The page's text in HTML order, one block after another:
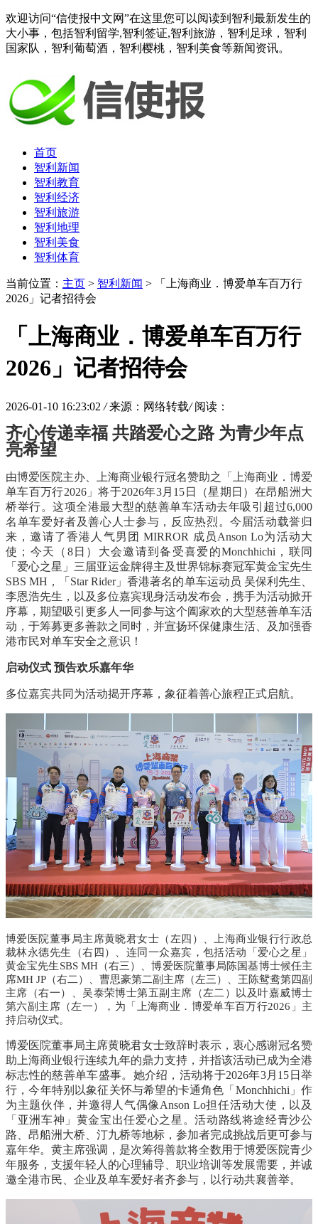
欢迎访问“信使报中文网”在这里您可以阅读到智利最新发生的
大小事，包括智利留学,智利签证,智利旅游，智利足球，智利
国家队，智利葡萄酒，智利樱桃，智利美食等新闻资讯。
首页
智利新闻
智利教育
智利经济
智利旅游
智利地理
智利美食
智利体育
当前位置： 主页 > 智利新闻 > 「上海商业．博爱单车百万行
2026」记者招待会
「上海商业．博爱单车百万行
2026」记者招待会
2026-01-10 16:23:02 / 来源：网络转载/ 阅读：
齐心传递幸福 共踏爱心之路 为青少年点
亮希望
由博爱医院主办、上海商业银行冠名赞助之「上海商业．博爱
单车百万行2026」将于2026年3月 15 日（星期日）在昂船洲大
桥举行。这项全港最大型的慈善单车活动去年吸引超过6,000
名单车爱好者及善心人士参与，反应热烈。今届活动载誉归
来，邀请了香港人气男团 MIRROR 成员Anson Lo为活动大
使；今天（ 8日）大会邀请到备受喜爱的Monchhichi ，联同
「爱心之星」三届亚运金牌得主及世界锦标赛冠军黄金宝先生
SBS MH ，「 Star Rider」香港著名的单车运动员 吴保利先生、
李恩浩先生，以及多位嘉宾现身活动发布会，携手为活动掀开
序幕，期望吸引更多人一同参与这个阖家欢的大型慈善单车活
动，于筹募更多善款之同时，并宣扬环保健康生活、及加强香
港市民对单车安全之意识！
启动仪式 预告欢乐嘉年华
多位嘉宾共同为活动揭开序幕，象征着善心旅程正式启航。
博爱医院董事局主席黄晓君女士（左四）、上海商业银行行政总
裁林永德先生（右四）、连同一众嘉宾，包括活动「爱心之星」
黄金宝先生SBS MH（右三）、博爱医院董事局陈国基博士候任主
席MH JP （右二）、曹思豪第二副主席（左三）、王陈鸳鸯第四副
主席（右一）、吴泰荣博士第五副主席（左二）以及叶嘉威博士
第六副主席（左一），为「上海商业．博爱单车百万行2026 」主
持启动仪式。
博爱医院董事局主席黄晓君女士致辞时表示，衷心感谢冠名赞
助上海商业银行连续九年的鼎力支持，并指该活动已成为全港
标志性的慈善单车盛事。她介绍，活动将于2026年3月 15 日举
行，今年特别以象征关怀与希望的卡通角色「 Monchhichi 」作
为主题伙伴，并邀得人气偶像Anson Lo担任活动大使，以及
「亚洲车神」黄金宝出任爱心之星。活动路线将途经青沙公
路、昂船洲大桥、汀九桥等地标，参加者完成挑战后更可参与
嘉年华。黄主席强调，是次筹得善款将全数用于博爱医院青少
年服务，支援年轻人的心理辅导、职业培训等发展需要，并诚
邀全港市民、企业及单车爱好者齐参与，以行动共襄善举。